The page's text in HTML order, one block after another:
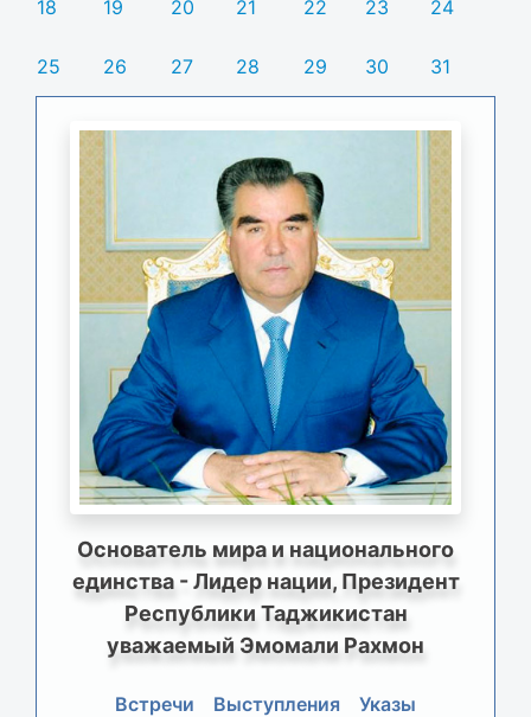
18 19 20 21 22 23 24
25 26 27 28 29 30 31
Основатель мира и национального
единства - Лидер нации, Президент
Республики Таджикистан
уважаемый Эмомали Рахмон
Встречи Выступления
Указы